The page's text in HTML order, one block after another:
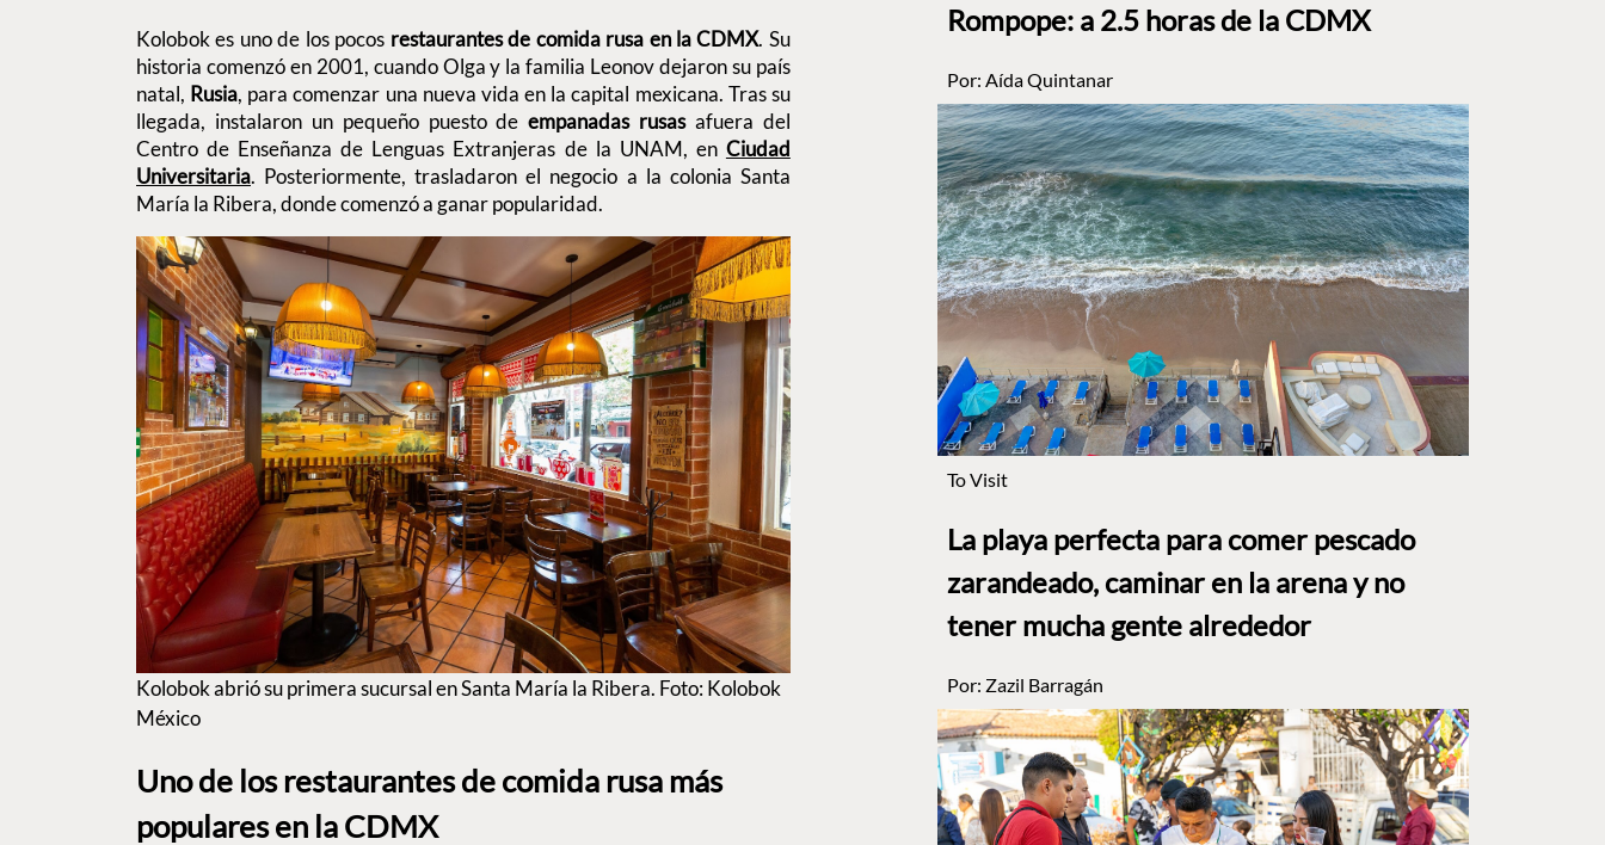
Kolobok es uno de los pocos restaurantes de comida rusa en la CDMX. Su
historia comenzó en 2001, cuando Olga y la familia Leonov dejaron su país
natal, Rusia, para comenzar una nueva vida en la capital mexicana. Tras su
llegada, instalaron un pequeño puesto deempanadas rusasafuera del
Centro de Enseñanza de Lenguas Extranjeras de la UNAM, en Ciudad
Universitaria. Posteriormente, trasladaron el negocio a la colonia Santa
María la Ribera, donde comenzó a ganar popularidad.
Kolobok abrió su primera sucursal en Santa María la Ribera. Foto: Kolobok
México
Uno de los restaurantes de comida rusa más
populares en la CDMX
Rompope: a 2.5 horas de la CDMX
Por: Aída Quintanar
To Visit
La playa perfecta para comer pescado
zarandeado, caminar en la arena y no
tener mucha gente alrededor
Por: Zazil Barragán